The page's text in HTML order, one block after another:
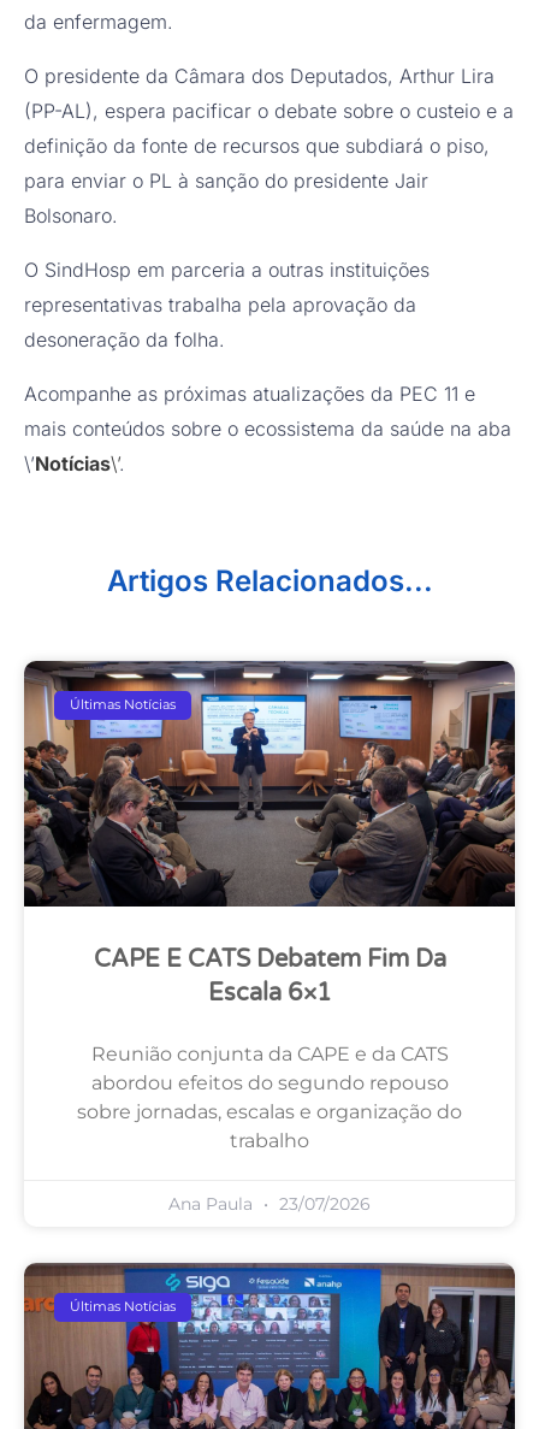
da enfermagem.
O presidente da Câmara dos Deputados, Arthur Lira
(PP-AL), espera pacificar o debate sobre o custeio e a
definição da fonte de recursos que subdiará o piso,
para enviar o PL à sanção do presidente Jair
Bolsonaro.
O SindHosp em parceria a outras instituições
representativas trabalha pela aprovação da
desoneração da folha.
Acompanhe as próximas atualizações da PEC 11 e
mais conteúdos sobre o ecossistema da saúde na aba
\’Notícias\’.
Artigos Relacionados...
Últimas Notícias
CAPE E CATS Debatem Fim Da
Escala 6×1
Reunião conjunta da CAPE e da CATS
abordou efeitos do segundo repouso
sobre jornadas, escalas e organização do
trabalho
Ana Paula 23/07/2026
Últimas Notícias